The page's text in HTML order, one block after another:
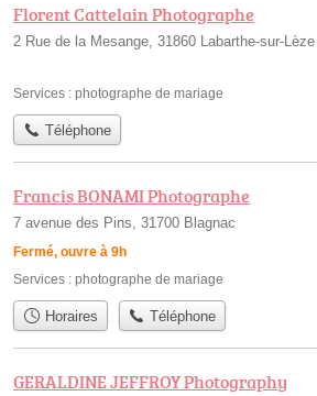
Florent Cattelain Photographe
2 Rue de la Mesange, 31860 Labarthe-sur-Lèze
Services : photographe de mariage
Téléphone
Francis BONAMI Photographe
7 avenue des Pins, 31700 Blagnac
Fermé, ouvre à 9h
Services : photographe de mariage
Horaires Téléphone
GERALDINE JEFFROY Photography